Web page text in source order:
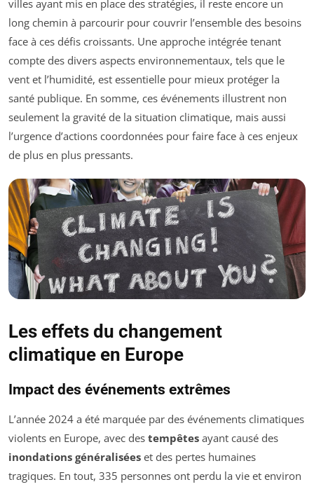
villes ayant mis en place des stratégies, il reste encore un
long chemin à parcourir pour couvrir l’ensemble des besoins
face à ces défis croissants. Une approche intégrée tenant
compte des divers aspects environnementaux, tels que le
vent et l’humidité, est essentielle pour mieux protéger la
santé publique. En somme, ces événements illustrent non
seulement la gravité de la situation climatique, mais aussi
l’urgence d’actions coordonnées pour faire face à ces enjeux
de plus en plus pressants.
Les effets du changement
climatique en Europe
Impact des événements extrêmes
L’année 2024 a été marquée par des événements climatiques
violents en Europe, avec des tempêtes ayant causé des
inondations généralisées et des pertes humaines
tragiques. En tout, 335 personnes ont perdu la vie et environ